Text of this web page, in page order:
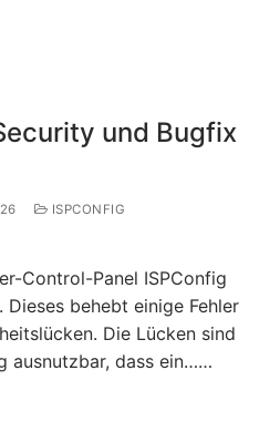
und Bugfix
ISPCONFIG
Control-Panel ISPConfig
Dieses behebt einige Fehler
Die Lücken sind
ausnutzbar, dass ein……